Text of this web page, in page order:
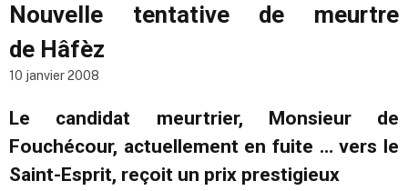
Nouvelle tentative de meurtre
de Hâfèz
10 janvier 2008
Le candidat meurtrier, Monsieur de
Fouchécour, actuellement en fuite … vers le
Saint-Esprit, reçoit un prix prestigieux